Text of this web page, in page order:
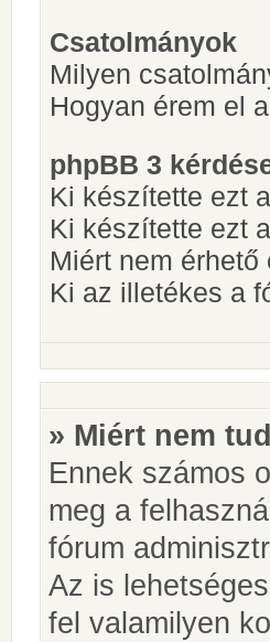
Csatolmányok
Milyen
Hogyan érem el
phpBB 3
Ki készítette ezt
Ki készítette ezt
Miért nem
Ki az illetékes a
» Miért nem
Ennek számos
meg a
fórum
Az is
fel valamilyen